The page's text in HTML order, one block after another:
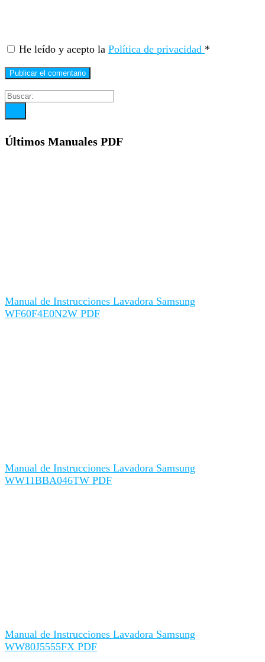
He leído y acepto la Política de privacidad *
Últimos Manuales PDF
Manual de Instrucciones Lavadora Samsung
WF60F4E0N2W PDF
Manual de Instrucciones Lavadora Samsung
WW11BBA046TW PDF
Manual de Instrucciones Lavadora Samsung
WW80J5555FX PDF